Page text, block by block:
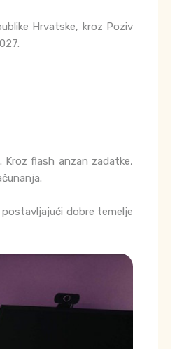
Hrvatske, kroz Poziv
Kroz flash anzan zadatke,
dobre temelje